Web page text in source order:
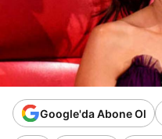
Google'da Abone Ol